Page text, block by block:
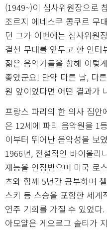
(1949~)이 심사위원장으로
조르지 에네스쿠 콩쿠르 무
던 그가 이번에는 심사위원
결선 무대를 앞두고 한 인터
젊은 음악가들을 향해 이렇
좋았군요! 만약 다른 날, 다
원 앞이었다면 어떤 결과가
프랑스 파리의 한 의사 집안
은 12세에 파리 음악원을 1
이부터 뛰어난 음악성을 보
1966년, 전설적인 바이올리
재능을 인정받으며 미국 로
츠와 함께 5년간 공부하며
스키 등 스승을 포함한 세계
연주 기회를 가질 수 있었다
아모얄은 게오르그 솔티가